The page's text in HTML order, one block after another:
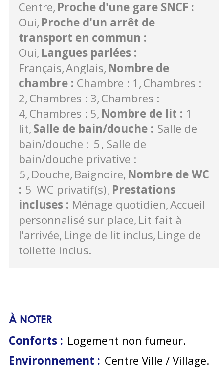
Centre Proche d'une gare SNCF :
Oui Proche d'un arrêt de
transport en commun :
Oui Langues parlées :
Français Anglais Nombre de
chambre : Chambre : 1 Chambres :
2 Chambres : 3 Chambres :
4 Chambres : 5 Nombre de lit : 1
lit Salle de bain/douche : Salle de
bain/douche : 5 Salle de
bain/douche privative :
5 Douche Baignoire Nombre de WC
: 5 WC privatif(s) Prestations
incluses : Ménage quotidien Accueil
personnalisé sur place Lit fait à
l'arrivée Linge de lit inclus Linge de
toilette inclus
À NOTER
Conforts : Logement non fumeur
Environnement : Centre Ville / Village